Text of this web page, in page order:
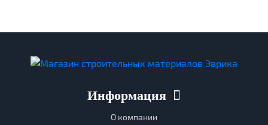
Информация
О компании